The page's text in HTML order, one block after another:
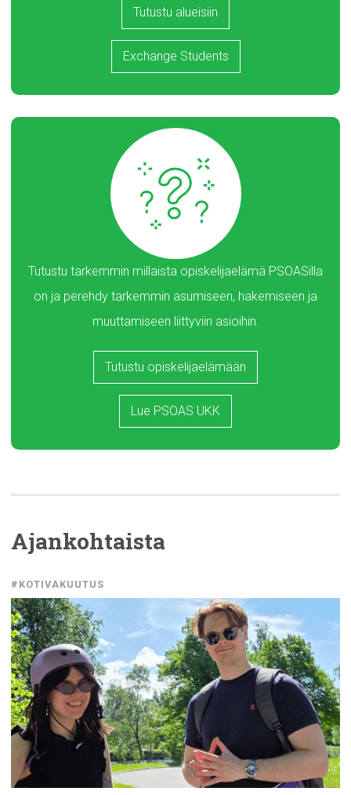
Tutustu alueisiin
Exchange Students
Tutustu tarkemmin millaista opiskelijaelämä PSOASilla
on ja perehdy tarkemmin asumiseen, hakemiseen ja
muuttamiseen liittyviin asioihin.
Tutustu opiskelijaelämään
Lue PSOAS UKK
Ajankohtaista
#KOTIVAKUUTUS